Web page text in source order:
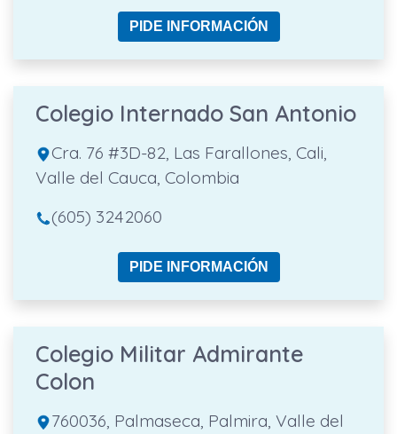
PIDE INFORMACIÓN
Colegio Internado San Antonio
Cra. 76 #3D-82, Las Farallones, Cali,
Valle del Cauca, Colombia
(605) 3242060
PIDE INFORMACIÓN
Colegio Militar Admirante
Colon
760036, Palmaseca, Palmira, Valle del